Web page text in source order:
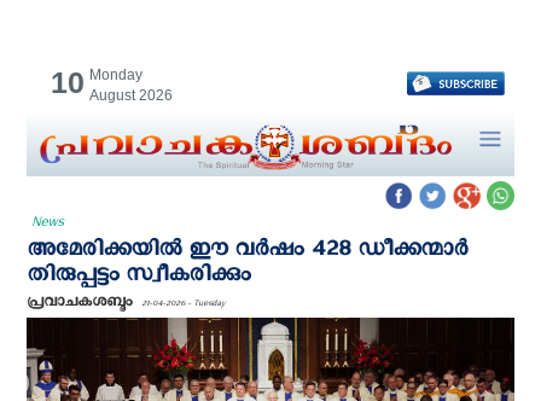
10 Monday
August 2026
News
അമേരിക്കയില്‍ ഈ വര്‍ഷം 428 ഡീക്കന്മാര്‍
തിരുപ്പട്ടം സ്വീകരിക്കും
പ്രവാചകശബ്ദം 21-04-2026 - Tuesday